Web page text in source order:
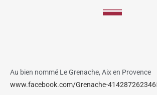
Au bien nommé Le Grenache, Aix en Provence
www.facebook.com/Grenache-